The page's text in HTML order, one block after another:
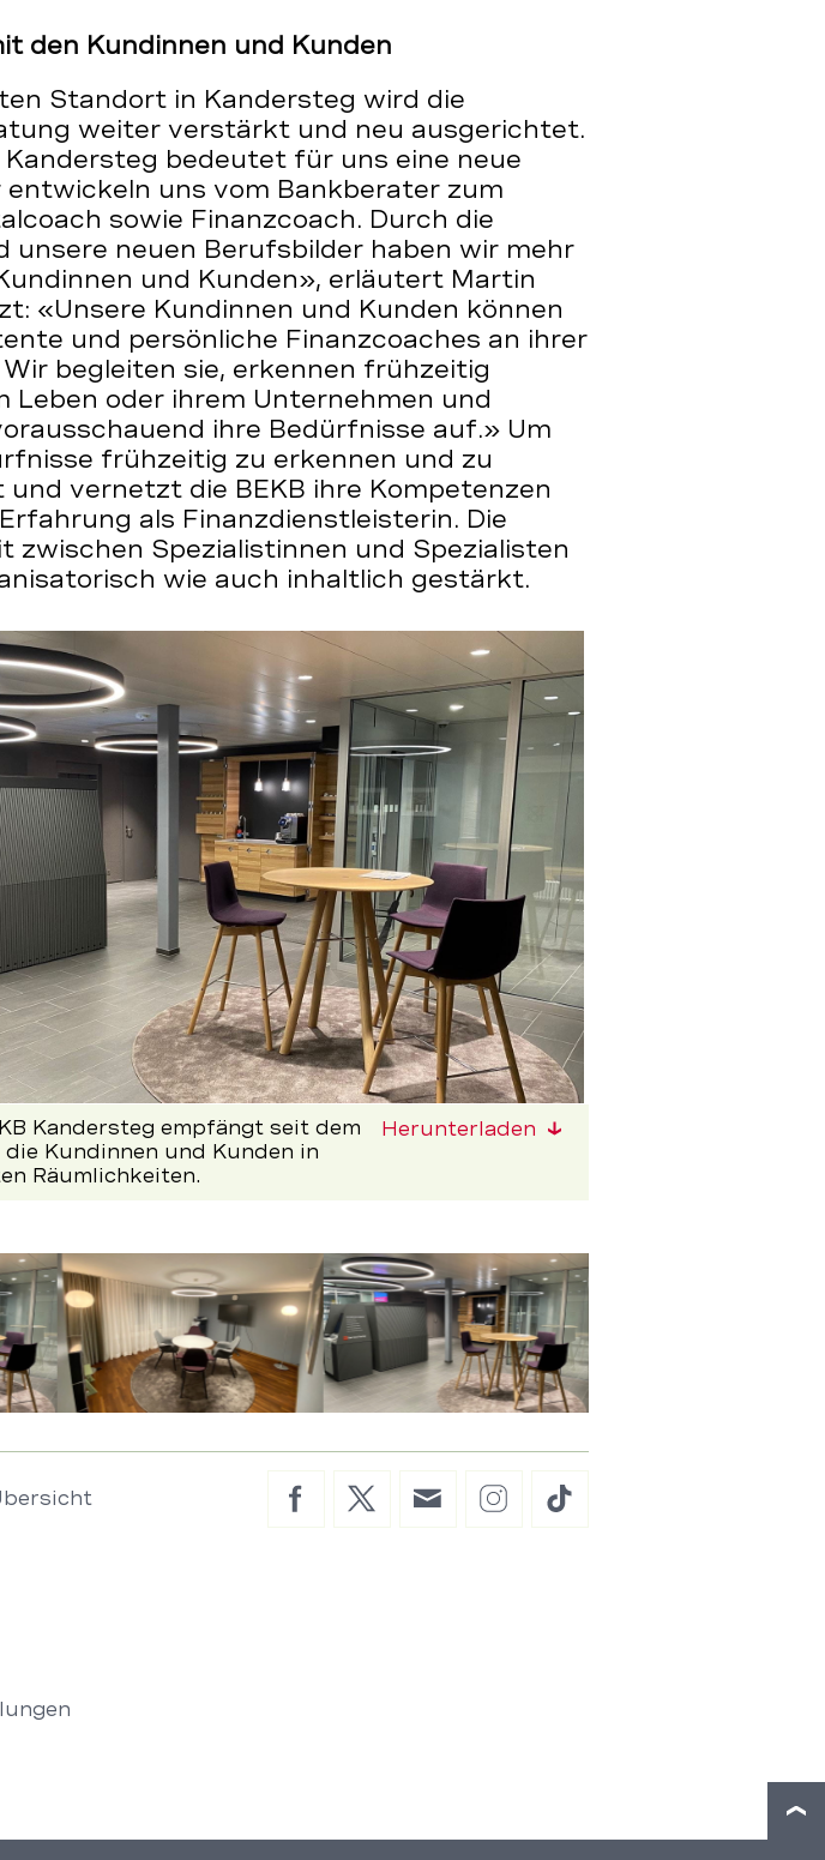
den Kundinnen und Kunden
Standort in Kandersteg wird die
weiter verstärkt und neu ausgerichtet.
Kandersteg bedeutet für uns eine neue
uns vom Bankberater zum
sowie Finanzcoach. Durch die
unsere neuen Berufsbilder haben wir mehr
und Kunden», erläutert Martin
«Unsere Kundinnen und Kunden können
und persönliche Finanzcoaches an ihrer
begleiten sie, erkennen frühzeitig
Leben oder ihrem Unternehmen und
ihre Bedürfnisse auf.» Um
frühzeitig zu erkennen und zu
vernetzt die BEKB ihre Kompetenzen
als Finanzdienstleisterin. Die
zwischen Spezialistinnen und Spezialisten
wie auch inhaltlich gestärkt.
Kandersteg empfängt seit dem
die Kundinnen und Kunden in
Räumlichkeiten.
Herunterladen
FacebookTwitter
E-
InstagramTikTok